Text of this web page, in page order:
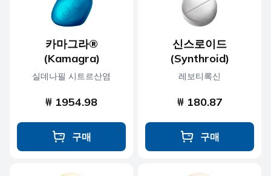
카마그라®
(Kamagra)
실데나필 시트르산염
₩ 1954.98
구매
신스로이드
(Synthroid)
레보티록신
₩ 180.87
구매